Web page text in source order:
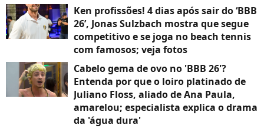
Ken profissões! 4 dias após sair do ‘BBB
26’, Jonas Sulzbach mostra que segue
competitivo e se joga no beach tennis
com famosos; veja fotos
Cabelo gema de ovo no 'BBB 26'?
Entenda por que o loiro platinado de
Juliano Floss, aliado de Ana Paula,
amarelou; especialista explica o drama
da 'água dura'